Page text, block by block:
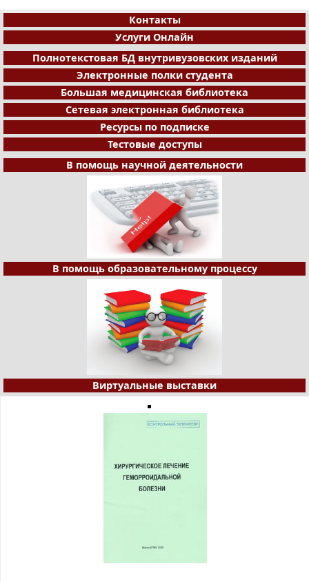
Контакты
Услуги Онлайн
Полнотекстовая БД внутривузовских изданий
Электронные полки студента
Большая медицинская библиотека
Сетевая электронная библиотека
Ресурсы по подписке
Тестовые доступы
В помощь научной деятельности
В помощь образовательному процессу
Виртуальные выставки